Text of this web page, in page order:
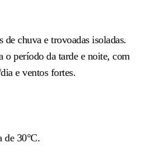
de chuva e trovoadas isoladas.
o período da tarde e noite, com
e ventos fortes.
de 30°C.